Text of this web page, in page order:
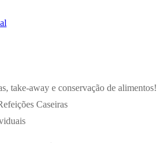
take-away e conservação de alimentos!
Caseiras